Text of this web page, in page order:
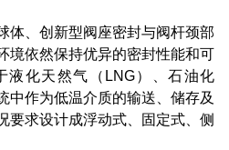
体、创新型阀座密封与阀杆颈部
境依然保持优异的密封性能和可
液化天然气（LNG）、石油化
中作为低温介质的输送、储存及
要求设计成浮动式、固定式、侧